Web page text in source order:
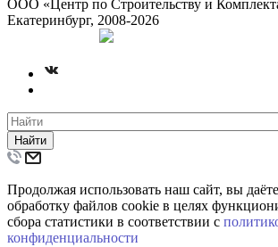
ООО «Центр по Строительству и
Екатеринбург, 2008-2026
Найти
Продолжая использовать наш сайт, вы
обработку файлов cookie в целях
сбора статистики в соответствии с
конфиденциальности